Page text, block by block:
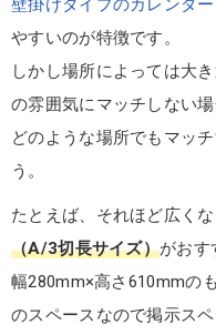
壁掛けタイプのカレンダー
やすいのが特徴です。
しかし場所によっては大
の雰囲気にマッチしない場
どのような場所でもマッ
う。
たとえば、それほど広く
（A/3切長サイズ）がおす
幅280mm×高さ610mmの
のスペースなので掲示スペ